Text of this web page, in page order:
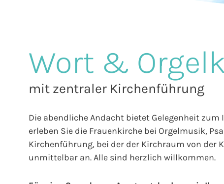
Wort &
mit zentraler Kirchenführung
Die abendliche Andacht bietet Gelegenheit zum
erleben Sie die Frauenkirche bei Orgelmusik,
Kirchenführung, bei der der Kirchraum von der
unmittelbar an. Alle sind herzlich willkommen.